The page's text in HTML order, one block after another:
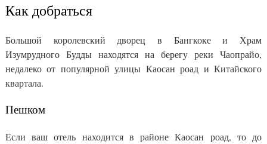
Как добраться
Большой королевский дворец в Бангкоке и Храм
Изумрудного Будды находятся на берегу реки Чаопрайо,
недалеко от популярной улицы Каосан роад и Китайского
квартала.
Пешком
Если ваш отель находится в районе Каосан роад, то до